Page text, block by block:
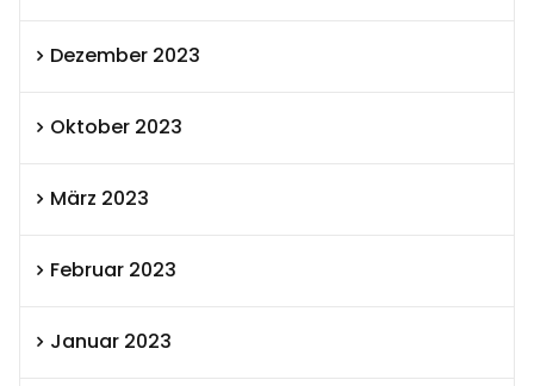
Dezember 2023
Oktober 2023
März 2023
Februar 2023
Januar 2023